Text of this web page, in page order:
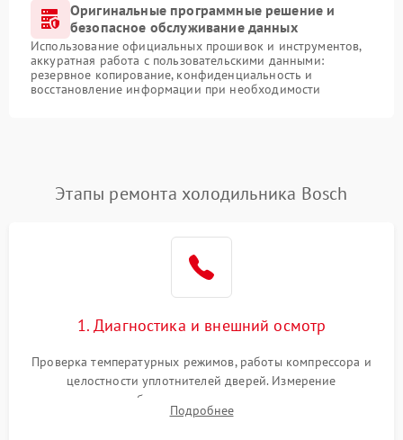
Оригинальные программные решение и
безопасное обслуживание данных
Использование официальных прошивок и инструментов,
аккуратная работа с пользовательскими данными:
резервное копирование, конфиденциальность и
восстановление информации при необходимости
Этапы ремонта холодильника Bosch
1. Диагностика и внешний осмотр
Проверка температурных режимов, работы компрессора и
целостности уплотнителей дверей. Измерение
сопротивления обмоток мотора, проверка термостата и
считывание кодов ошибок с электронного дисплея.
Подробнее